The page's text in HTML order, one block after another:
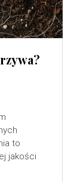
to
jakości